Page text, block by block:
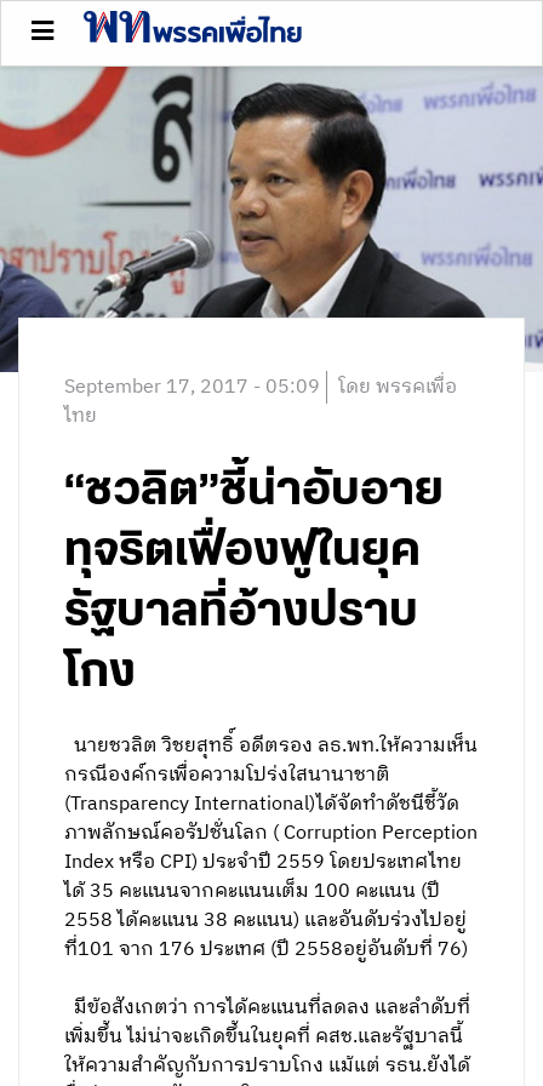
September 17, 2017 - 05:09 โดย พรรคเพื่อ
ไทย
“ชวลิต”ชี้น่าอับอาย
ทุจริตเฟื่องฟูในยุค
รัฐบาลที่อ้างปราบ
โกง
นายชวลิต วิชยสุทธิ์ อดีตรอง ลธ.พท.ให้ความเห็น
กรณีองค์กรเพื่อความโปร่งใสนานาชาติ
(Transparency International)ได้จัดทำดัชนีชี้วัด
ภาพลักษณ์คอรัปชั่นโลก ( Corruption Perception
Index หรือ CPI) ประจำปี 2559 โดยประเทศไทย
ได้ 35 คะแนนจากคะแนนเต็ม 100 คะแนน (ปี
2558 ได้คะแนน 38 คะแนน) และอันดับร่วงไปอยู่
ที่101 จาก 176 ประเทศ (ปี 2558อยู่อันดับที่ 76)
มีข้อสังเกตว่า การได้คะแนนที่ลดลง และลำดับที่
เพิ่มขึ้น ไม่น่าจะเกิดขึ้นในยุคที่ คสช.และรัฐบาลนี้
ให้ความสำคัญกับการปราบโกง แม้แต่ รธน.ยังได้